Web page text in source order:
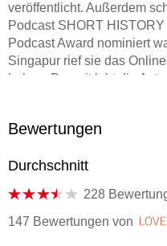
veröffentlicht. Außerdem
Podcast SHORT
Podcast Award nominiert
Singapur rief sie das
Leben. Derzeit lebt die
Sabine Schilasky lebt und
Richards/M. Costello,
Bewertungen
Durchschnitt
228
147 Bewertungen von